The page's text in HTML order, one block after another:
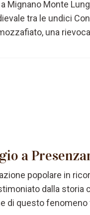
Mignano Monte
tra le undici
una
a
popolare in
dalla storia
di questo